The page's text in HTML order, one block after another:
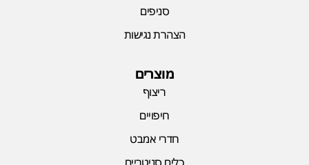
סניפים
הצהרת נגישות
מוצרים
ריצוף
חיפויים
חדרי אמבט